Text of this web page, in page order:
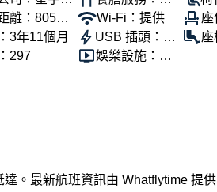
離：805公
3年11個月
297
供
Wi-Fi：提供
USB 插頭：提
供
娛樂設施：提
0°
座
座
。最新航班資訊由 Whatflytime 提供